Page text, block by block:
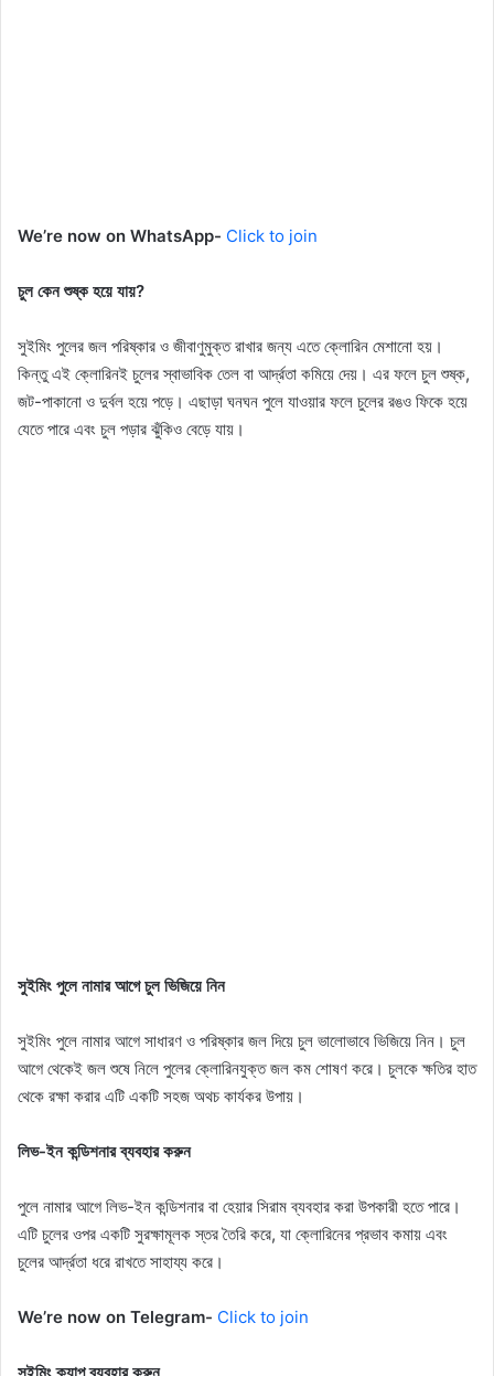
We’re now on WhatsApp- Click to join
চুল কেন শুষ্ক হয়ে যায়?
সুইমিং পুলের জল পরিষ্কার ও জীবাণুমুক্ত রাখার জন্য এতে ক্লোরিন মেশানো হয়।
কিন্তু এই ক্লোরিনই চুলের স্বাভাবিক তেল বা আর্দ্রতা কমিয়ে দেয়। এর ফলে চুল শুষ্ক,
জট-পাকানো ও দুর্বল হয়ে পড়ে। এছাড়া ঘনঘন পুলে যাওয়ার ফলে চুলের রঙও ফিকে হয়ে
যেতে পারে এবং চুল পড়ার ঝুঁকিও বেড়ে যায়।
সুইমিং পুলে নামার আগে চুল ভিজিয়ে নিন
সুইমিং পুলে নামার আগে সাধারণ ও পরিষ্কার জল দিয়ে চুল ভালোভাবে ভিজিয়ে নিন। চুল
আগে থেকেই জল শুষে নিলে পুলের ক্লোরিনযুক্ত জল কম শোষণ করে। চুলকে ক্ষতির হাত
থেকে রক্ষা করার এটি একটি সহজ অথচ কার্যকর উপায়।
লিভ-ইন কন্ডিশনার ব্যবহার করুন
পুলে নামার আগে লিভ-ইন কন্ডিশনার বা হেয়ার সিরাম ব্যবহার করা উপকারী হতে পারে।
এটি চুলের ওপর একটি সুরক্ষামূলক স্তর তৈরি করে, যা ক্লোরিনের প্রভাব কমায় এবং
চুলের আর্দ্রতা ধরে রাখতে সাহায্য করে।
We’re now on Telegram- Click to join